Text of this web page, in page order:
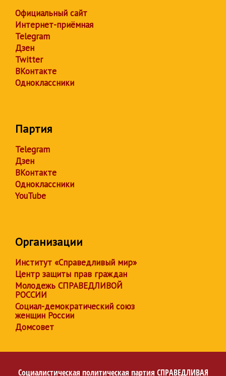
Официальный сайт
Интернет-приёмная
Telegram
Дзен
Twitter
ВКонтакте
Одноклассники
Партия
Telegram
Дзен
ВКонтакте
Одноклассники
YouTube
Организации
Институт «Справедливый мир»
Центр защиты прав граждан
Молодежь СПРАВЕДЛИВОЙ
РОССИИ
Социал-демократический союз
женщин России
Домсовет
Социалистическая политическая партия СПРАВЕДЛИВАЯ